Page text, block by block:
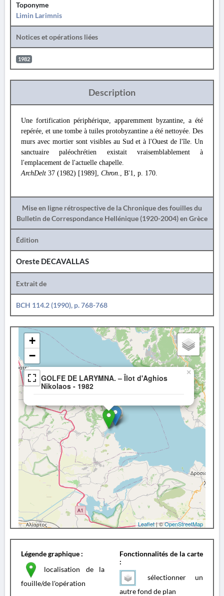
Toponyme
Limin Larimnis
Notices et opérations liées
1982
Description
Une fortification périphérique, apparemment byzantine, a été
repérée, et une tombe à tuiles protobyzantine a été nettoyée. Des
murs avec mortier sont visibles au Sud et à l'Ouest de l'île. Un
sanctuaire paléochrétien existait vraisemblablement à
l'emplacement de l'actuelle chapelle.
ArchDelt 37 (1982) [1989], Chron., Β'1, p. 170.
Mise en ligne rétrospective de la Chronique des fouilles du
Bulletin de Correspondance Hellénique (1920-2004) en Grèce
Édition
Oreste DECAVALLAS
Extrait de
BCH 114.2 (1990), p. 768-768
GOLFE DE LARYMNA. – Îlot d'Aghios
Nikolaos - 1982
×
+
−
Leaflet| ©OpenStreetMap
Légende graphique :
localisation de la
fouille/de l'opération
Fonctionnalités de la carte
:
sélectionner un
autre fond de plan